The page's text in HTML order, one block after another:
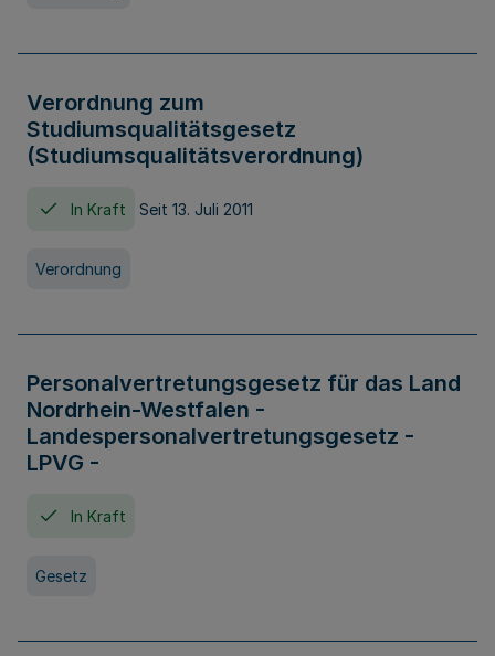
Verordnung zum
Studiumsqualitätsgesetz
(Studiumsqualitätsverordnung)
In Kraft Seit 13. Juli 2011
Verordnung
Personalvertretungsgesetz für das Land
Nordrhein-Westfalen -
Landespersonalvertretungsgesetz -
LPVG -
In Kraft
Gesetz